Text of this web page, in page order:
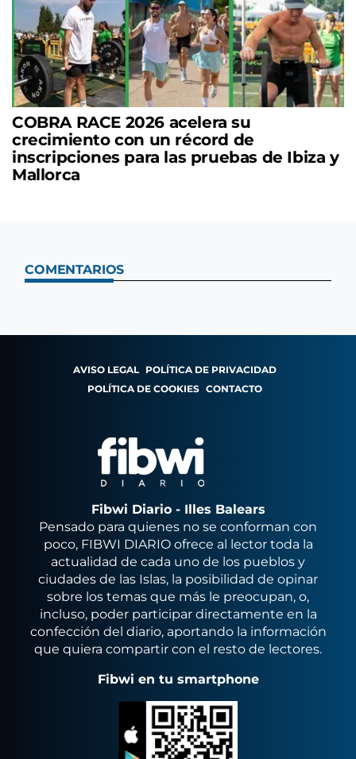
COBRA RACE 2026 acelera su
crecimiento con un récord de
inscripciones para las pruebas de Ibiza y
Mallorca
COMENTARIOS
AVISO LEGAL POLÍTICA DE PRIVACIDAD
POLÍTICA DE COOKIES CONTACTO
Fibwi Diario - Illes Balears
Pensado para quienes no se conforman con
poco, FIBWI DIARIO ofrece al lector toda la
actualidad de cada uno de los pueblos y
ciudades de las Islas, la posibilidad de opinar
sobre los temas que más le preocupan, o,
incluso, poder participar directamente en la
confección del diario, aportando la información
que quiera compartir con el resto de lectores.
Fibwi en tu smartphone